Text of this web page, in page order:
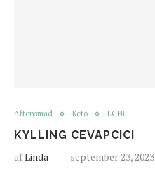
Aftensmad Keto LCHF
KYLLING CEVAPCICI
afLinda september 23, 2023